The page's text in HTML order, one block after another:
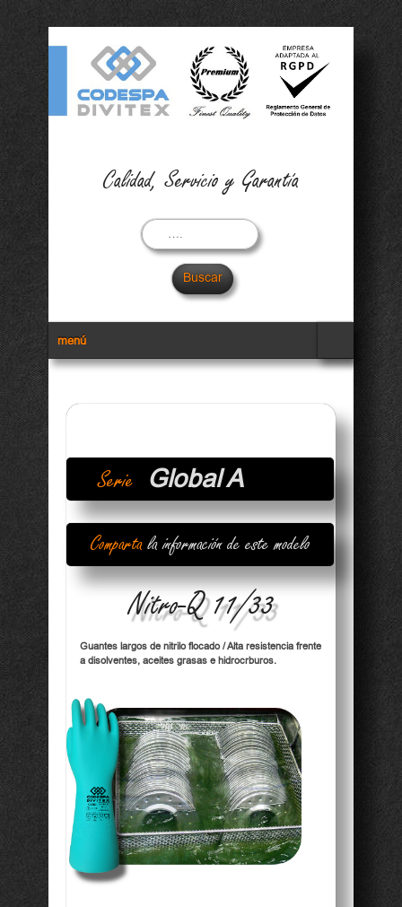
Calidad, Servicio y Garantía
Menu Secundario
menú
Modelos con diseños, materiales,
prestaciones y rendimientos convencionales
Serie Global A
Compartala información de este modelo
Nitro-Q 11/33
Guantes largos de nitrilo flocado / Alta resistencia frente
a disolventes, aceites grasas e hidrocrburos.